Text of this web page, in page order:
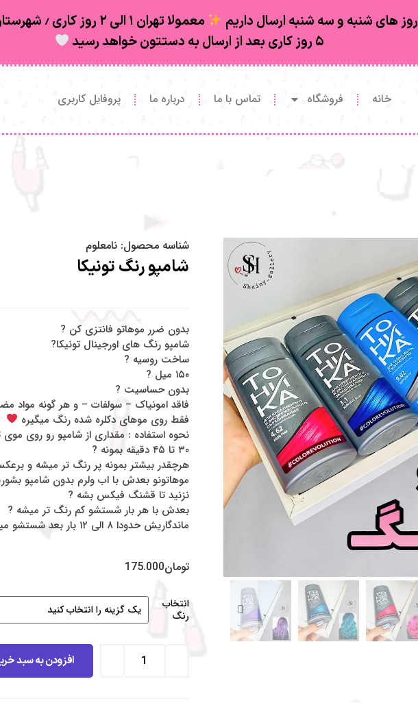
روز های شنبه و سه شنبه ارسال داریم
۵ روز کاری بعد از ارسال به دستتون خواهد رسید
خانه فروشگاه تماس با ما درباره ما پروفایل کاربری
شناسه محصول: نامعلوم
شامپو رنگ تونیکا
بدون ضرر موهاتو فانتزی کن ?
شامپو رنگ های اورجینال تونیکا?
ساخت روسیه ?
۱۵۰ میل ?
بدون حساسیت ?
فاقد امونیاک – سولفات – و هر گونه مواد
فقط روی موهای دکلره شده رنگ میگیره
نحوه استفاده : مقداری از شامپو رو روی
۳۰ تا ۴۵ دقیقه بمونه ?
هرچقدر بیشتر بمونه پر رنگ تر میشه و
موهاتونو‌ بعدش با اب ولرم بدون شامپو
نزنید تا قشنگ‌ فیکس بشه ?
بعدش با هر بار شستشو کم رنگ تر میشه ?
ماندگاریش حدودا ۸ الی ۱۲ بار بعد شستشو میره ?
تومان175.000
انتخاب
رنگ
افزودن به سبد